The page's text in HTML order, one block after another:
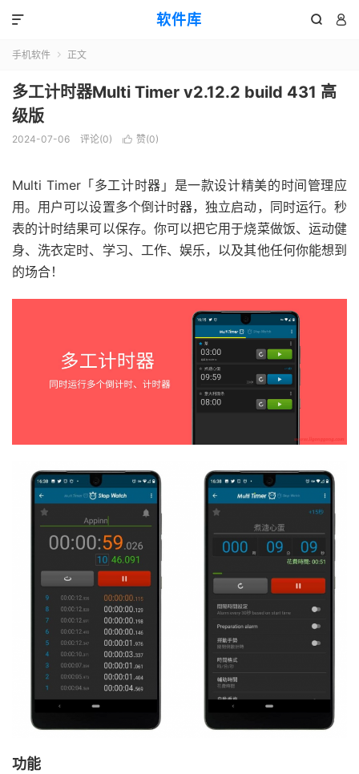
软件库  

手机软件  正文
多工计时器Multi Timer v2.12.2 build 431 高
级版
2024-07-06 评论(0)  赞(0)
Multi Timer「多工计时器」是一款设计精美的时间管理应
用。用户可以设置多个倒计时器，独立启动，同时运行。秒
表的计时结果可以保存。你可以把它用于烧菜做饭、运动健
身、洗衣定时、学习、工作、娱乐，以及其他任何你能想到
的场合！
功能